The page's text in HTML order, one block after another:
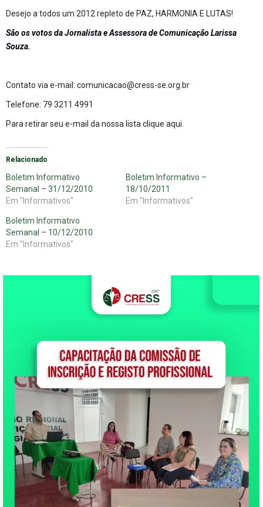
Desejo a todos um 2012 repleto de PAZ, HARMONIA E LUTAS!
São os votos da Jornalista e Assessora de Comunicação Larissa
Souza.
Contato via e-mail: comunicacao@cress-se.org.br
Telefone: 79 3211 4991
Para retirar seu e-mail da nossa listaclique aqui.
Relacionado
Boletim Informativo
Semanal – 31/12/2010
Em "Informativos"
Boletim Informativo –
18/10/2011
Em "Informativos"
Boletim Informativo
Semanal – 10/12/2010
Em "Informativos"